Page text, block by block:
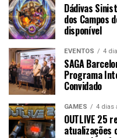
Dádivas
dos Campos
disponível
EVENTOS 4
SAGA
Programa
Convidado
GAMES 4 dias
OUTLIVE 25
atualizações